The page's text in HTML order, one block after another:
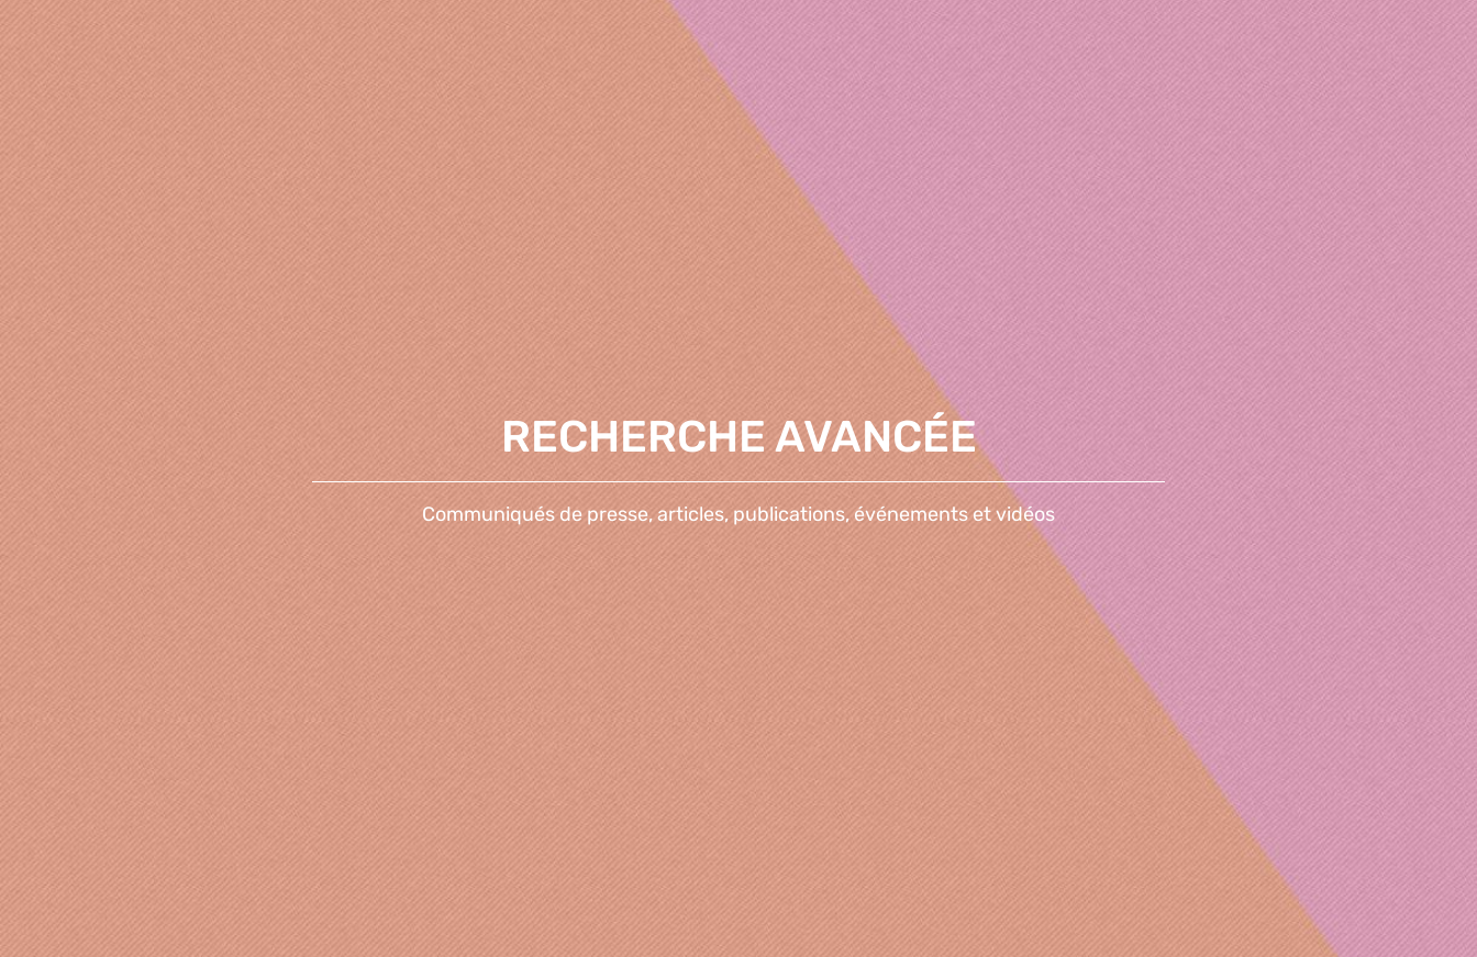
RECHERCHE AVANCÉE
Communiqués de presse, articles, publications, événements et vidéos